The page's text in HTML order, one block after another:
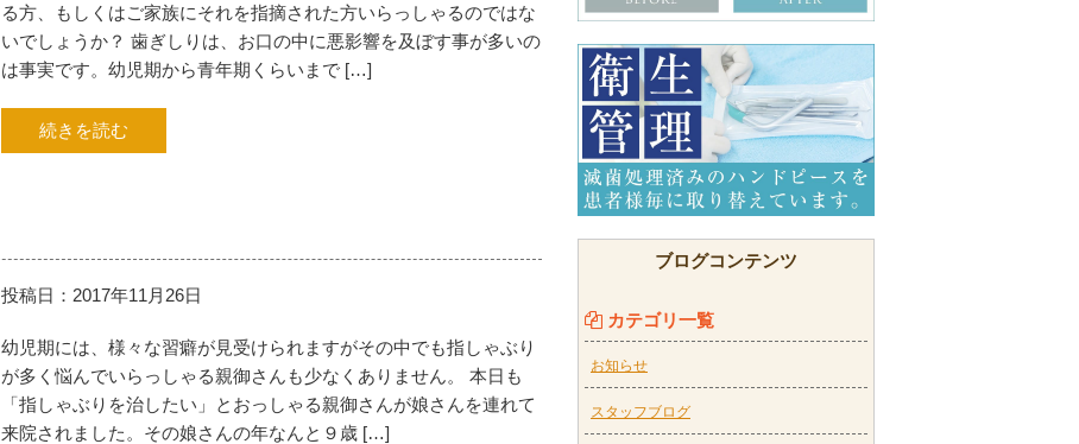
る方、もしくはご家族にそれを指摘された方いらっしゃるのではな
いでしょうか？ 歯ぎしりは、お口の中に悪影響を及ぼす事が多いの
は事実です。幼児期から青年期くらいまで […]
続きを読む
投稿日：2017年11月26日
幼児期には、様々な習癖が見受けられますがその中でも指しゃぶり
が多く悩んでいらっしゃる親御さんも少なくありません。 本日も
「指しゃぶりを治したい」とおっしゃる親御さんが娘さんを連れて
来院されました。その娘さんの年なんと９歳 […]
ブログコンテンツ
カテゴリ一覧
お知らせ
スタッフブログ